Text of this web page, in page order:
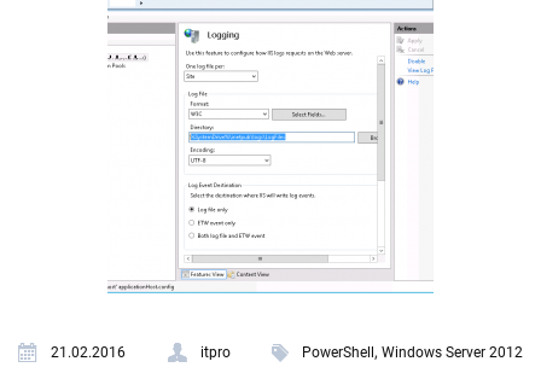
21.02.2016 itpro PowerShell , Windows Server 2012